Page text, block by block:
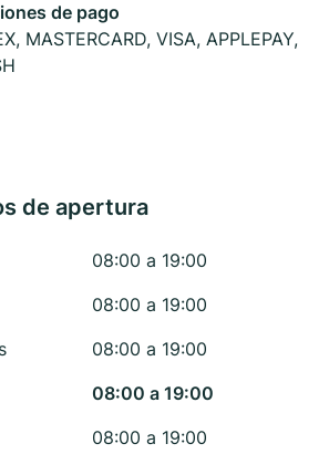
de pago
MASTERCARD, VISA, APPLEPAY,
de apertura
08:00 a 19:00
08:00 a 19:00
08:00 a 19:00
08:00 a 19:00
08:00 a 19:00